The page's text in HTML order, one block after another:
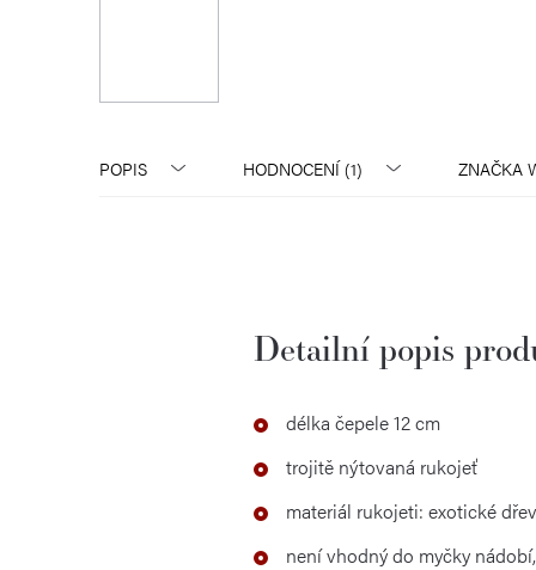
POPIS HODNOCENÍ (1) ZNAČKA
Detailní popis
délka čepele 12 cm
trojitě nýtovaná rukojeť
materiál rukojeti: exotické
není vhodný do myčky